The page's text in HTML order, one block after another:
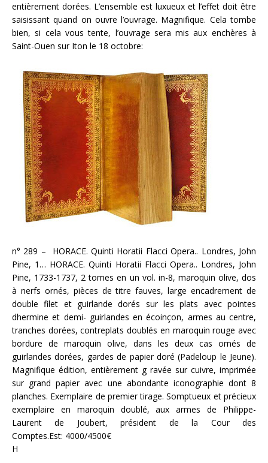
entièrement dorées. L’ensemble est luxueux et l’effet doit être
saisissant quand on ouvre l’ouvrage. Magnifique. Cela tombe
bien, si cela vous tente, l’ouvrage sera mis aux enchères à
Saint-Ouen sur Iton le 18 octobre:
n° 289 – HORACE. Quinti Horatii Flacci Opera.. Londres, John
Pine, 1… HORACE. Quinti Horatii Flacci Opera.. Londres, John
Pine, 1733-1737, 2 tomes en un vol. in-8, maroquin olive, dos
à nerfs ornés, pièces de titre fauves, large encadrement de
double filet et guirlande dorés sur les plats avec pointes
dhermine et demi- guirlandes en écoinçon, armes au centre,
tranches dorées, contreplats doublés en maroquin rouge avec
bordure de maroquin olive, dans les deux cas ornés de
guirlandes dorées, gardes de papier doré (Padeloup le Jeune).
Magnifique édition, entièrement g ravée sur cuivre, imprimée
sur grand papier avec une abondante iconographie dont 8
planches. Exemplaire de premier tirage. Somptueux et précieux
exemplaire en maroquin doublé, aux armes de Philippe-
Laurent de Joubert, président de la Cour des
Comptes.Est: 4000/4500€
H